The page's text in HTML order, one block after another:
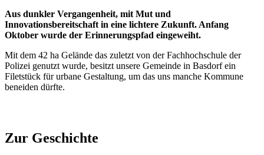
Aus dunkler Vergangenheit, mit Mut und
Innovationsbereitschaft in eine lichtere Zukunft. Anfang
Oktober wurde der Erinnerungspfad eingeweiht.
Mit dem 42 ha Gelände das zuletzt von der Fachhochschule der
Polizei genutzt wurde, besitzt unsere Gemeinde in Basdorf ein
Filetstück für urbane Gestaltung, um das uns manche Kommune
beneiden dürfte.
Zur Geschichte